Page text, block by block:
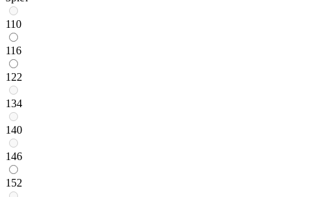
110
116
122
134
140
146
152